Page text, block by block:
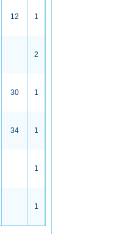
12 1
2
30 1
34 1
1
1